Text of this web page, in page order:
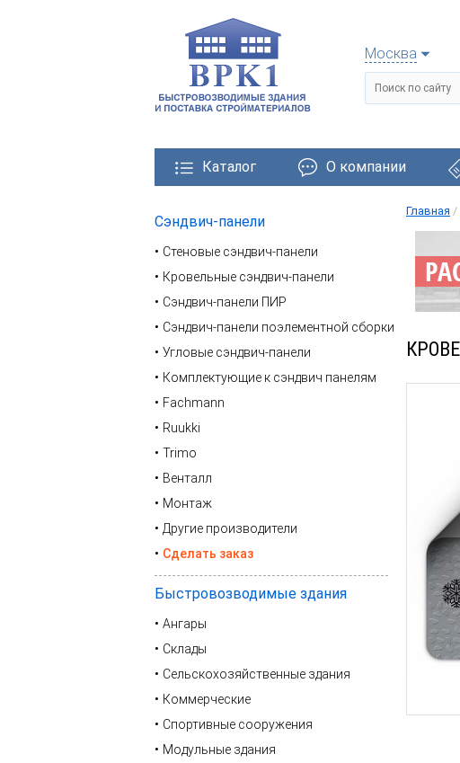
Москва
Каталог О компании
Сэндвич-панели
Стеновые сэндвич-панели
Кровельные сэндвич-панели
Сэндвич-панели ПИР
Сэндвич-панели поэлементной сборки
Угловые сэндвич-панели
Комплектующие к сэндвич панелям
Fachmann
Ruukki
Trimo
Венталл
Монтаж
Другие производители
Сделать заказ
Быстровозводимые здания
Ангары
Склады
Сельскохозяйственные здания
Коммерческие
Спортивные сооружения
Модульные здания
Главная /